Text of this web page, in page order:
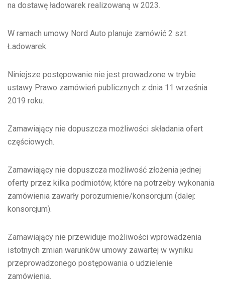
na dostawę ładowarek realizowaną w 2023.
W ramach umowy Nord Auto planuje zamówić 2 szt.
Ładowarek.
Niniejsze postępowanie nie jest prowadzone w trybie
ustawy Prawo zamówień publicznych z dnia 11 września
2019 roku.
Zamawiający nie dopuszcza możliwości składania ofert
częściowych.
Zamawiający nie dopuszcza możliwość złożenia jednej
oferty przez kilka podmiotów, które na potrzeby wykonania
zamówienia zawarły porozumienie/konsorcjum (dalej:
konsorcjum).
Zamawiający nie przewiduje możliwości wprowadzenia
istotnych zmian warunków umowy zawartej w wyniku
przeprowadzonego postępowania o udzielenie
zamówienia.